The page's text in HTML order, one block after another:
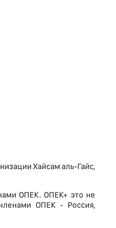
Хайсам аль-Гайс,
ОПЕК. ОПЕК+ это не
ОПЕК - Россия,